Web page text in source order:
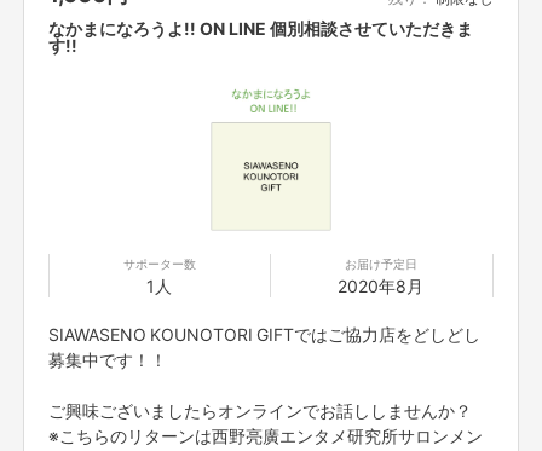
このプロジェクトへの想い
私も妊娠期はとても不安になりましたし、身体の変化に戸惑いもありまし
でもそれを表現することで、妊娠は病気じゃないんだから…という一般的な
感覚との違いに悲しく思ったりしました。
妊産婦期の女性の身体に対しての理解はまだまだ薄いと感じています。
妊産婦時期に、贈り物を通して
を感じることができたら、そ
れは、ママの心の安定に繋がります。
そしてこの贈り物の文化が広まった世界は、育児に対してのサポートの環境
も大きく変わり、 みんながハッピー
特に、直接的なコミュニケーションがとりにくい今、このつらい時代に少し
でも妊産婦さんに笑顔になってもらいたい。
のでご理解いただきますようお願いいたします。
※本文のご支援にあたっての注意事項を必ずご一読くださ
なかまになろうよ!! ON LINE 個別相談させていただきま
す!!
サポーター数
1人
お届け予定日
2020年8月
SIAWASENO KOUNOTORI GIFTではご協力店をどしどし
募集中です！！
ご興味ございましたらオンラインでお話ししませんか？
※こちらのリターンは西野亮廣エンタメ研究所サロンメン